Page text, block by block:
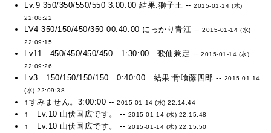
Lv.9 350/350/550/550 3:00:00 結果:獅子王 --2015-01-14 (水)
22:08:22
LV4 350/150/450/350 00:40:00 にっかり青江 --2015-01-14 (水)
22:09:15
Lv11 450/450/450/450 1:30:00 歌仙兼定 --2015-01-14 (水)
22:09:26
Lv3 150/150/150/150 0:40:00 結果:骨喰藤四郎 -- 2015-01-14
(水) 22:09:38
↑すみません。3:00:00 --2015-01-14 (水) 22:14:44
↑ Lv.10 山伏国広です。 -- 2015-01-14 (水) 22:15:48
↑ Lv.10 山伏国広です。 -- 2015-01-14 (水) 22:15:50